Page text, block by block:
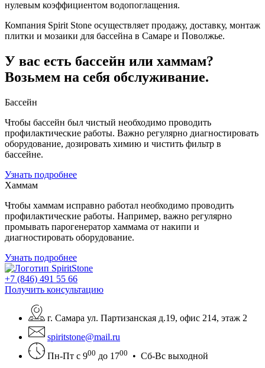
нулевым коэффициентом водопоглащения.
Компания Spirit Stone осуществляет продажу, доставку, монтаж
плитки и мозаики для бассейна в Самаре и Поволжье.
У вас есть бассейн или хаммам?
Возьмем на себя обслуживание.
Бассейн
Чтобы бассейн был чистый необходимо проводить
профилактические работы. Важно регулярно диагностировать
оборудование, дозировать химию и чистить фильтр в
бассейне.
Узнать подробнее
Хаммам
Чтобы хаммам исправно работал необходимо проводить
профилактические работы. Например, важно регулярно
промывать парогенератор хаммама от накипи и
диагностировать оборудование.
Узнать подробнее
+7 (846) 491 55 66
Получить консультацию
г. Самара ул. Партизанская д.19, офис 214, этаж 2
spiritstone@mail.ru
Пн-Пт с 900 до 1700
• Сб-Вс выходной